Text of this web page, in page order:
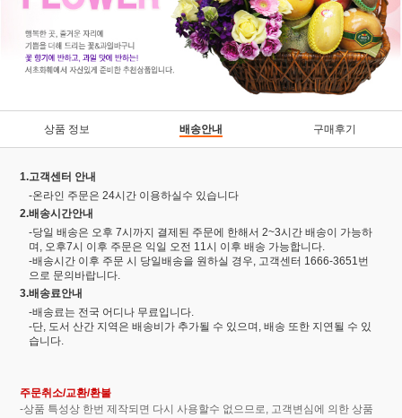
상품 정보 배송안내 구매후기
1.고객센터 안내
-온라인 주문은 24시간 이용하실수 있습니다
2.배송시간안내
-당일 배송은 오후 7시까지 결제된 주문에 한해서 2~3시간 배송이 가능하
며, 오후7시 이후 주문은 익일 오전 11시 이후 배송 가능합니다.
-배송시간 이후 주문 시 당일배송을 원하실 경우, 고객센터 1666-3651번
으로 문의바랍니다.
3.배송료안내
-배송료는 전국 어디나 무료입니다.
-단, 도서 산간 지역은 배송비가 추가될 수 있으며, 배송 또한 지연될 수 있
습니다.
주문취소/교환/환불
-상품 특성상 한번 제작되면 다시 사용할수 없으므로, 고객변심에 의한 상품